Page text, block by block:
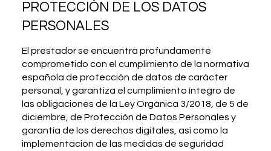
PROTECCIÓN DE LOS DATOS
PERSONALES
El prestador se encuentra profundamente
comprometido con el cumplimiento de la normativa
española de protección de datos de carácter
personal, y garantiza el cumplimiento íntegro de
las obligaciones de la Ley Orgánica 3/2018, de 5 de
diciembre, de Protección de Datos Personales y
garantía de los derechos digitales, así como la
implementación de las medidas de seguridad